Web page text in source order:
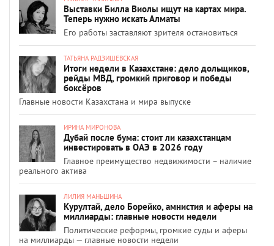
Выставки Билла Виолы ищут на картах мира.
Теперь нужно искать Алматы
Его работы заставляют зрителя остановиться
ТАТЬЯНА РАДЗИШЕВСКАЯ
Итоги недели в Казахстане: дело дольщиков,
рейды МВД, громкий приговор и победы
боксёров
Главные новости Казахстана и мира выпуске
ИРИНА МИРОНОВА
Дубай после бума: стоит ли казахстанцам
инвестировать в ОАЭ в 2026 году
Главное преимущество недвижимости – наличие
реального актива
ЛИЛИЯ МАНЬШИНА
Курултай, дело Борейко, амнистия и аферы на
миллиарды: главные новости недели
Политические реформы, громкие суды и аферы
на миллиарды — главные новости недели